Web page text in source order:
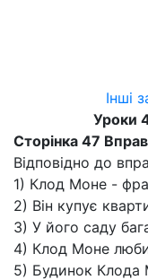
Інші
Уроки
Сторінка 47
Відповідно до
1) Клод Моне -
2) Він купує
3) У його саду
4) Клод Моне
5) Будинок Клода